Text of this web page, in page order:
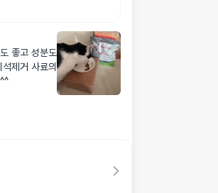
좋고 성분도
제거 사료의